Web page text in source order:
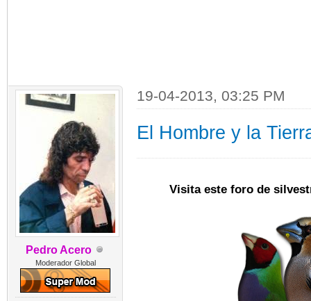
Pedro Acero
Moderador Global
19-04-2013, 03:25 PM
El Hombre y la
Visita este foro de